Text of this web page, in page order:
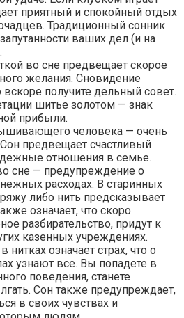
приятный и спокойный отдых
Традиционный сонник
ваших дел (и на
во сне предвещает скорое
желания. Сновидение
вскоре получите дельный совет.
шитье золотом — знак
прибыли.
человека — очень
предвещает счастливый
отношения в семье.
сне — предупреждение о
расходах. В старинных
либо нить предсказывает
означает, что скоро
разбирательство, придут к
казенных учреждениях.
нитках означает страх, что о
узнают все. Вы попадете в
поведения, станете
Сон также предупреждает,
в своих чувствах и